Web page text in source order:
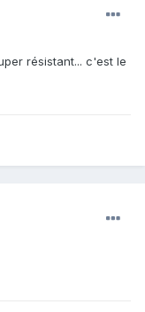
résistant... c'est le